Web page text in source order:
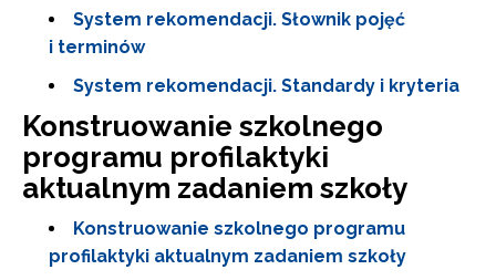
System rekomendacji. Słownik pojęć
i terminów
System rekomendacji. Standardy i kryteria
Konstruowanie szkolnego
programu profilaktyki
aktualnym zadaniem szkoły
Konstruowanie szkolnego programu
profilaktyki aktualnym zadaniem szkoły